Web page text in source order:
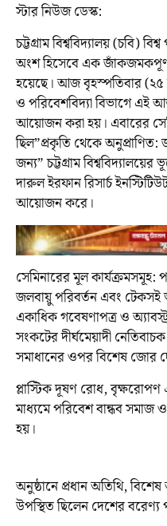
স্টার নিউজ ডেস্ক:
চট্টগ্রাম বিশ্ববিদ্যালয় (চবি)
অংশ হিসেবে এক
হয়েছে। আজ বৃহস্পতিবার (২৫
ও পরিবেশবিদ্যা বিভাগে এই
আয়োজন করা হয়। এবারের
ছিল”প্রকৃতি থেকে
জন্য” চট্টগ্রাম
দারুল ইরফান রিসার্চ
আয়োজন করে।
সেমিনারের মূল কার্যক্রমসমূহ:
জলবায়ু পরিবর্তন এবং টেকসই
একাধিক গবেষণাপত্র ও
সংকটের দীর্ঘমেয়াদী
সমাধানের ওপর বিশেষ জোর
প্লাস্টিক দূষণ রোধ,
মাধ্যমে পরিবেশ বান্ধব সমাজ
হয়।
অনুষ্ঠানে প্রধান অতিথি,
উপস্থিত ছিলেন দেশের বরেণ্য